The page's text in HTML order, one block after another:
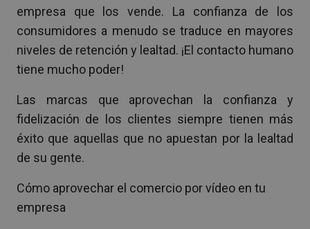
empresa que los vende. La confianza de los
consumidores a menudo se traduce en mayores
niveles de retención y lealtad. ¡El contacto humano
tiene mucho poder!
Las marcas que aprovechan la confianza y
fidelización de los clientes siempre tienen más
éxito que aquellas que no apuestan por la lealtad
de su gente.
Cómo aprovechar el comercio por vídeo en tu
empresa